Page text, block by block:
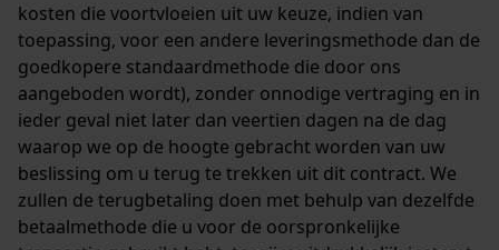
kosten die voortvloeien uit uw keuze, indien van
toepassing, voor een andere leveringsmethode dan de
goedkopere standaardmethode die door ons
aangeboden wordt), zonder onnodige vertraging en in
ieder geval niet later dan veertien dagen na de dag
waarop we op de hoogte gebracht worden van uw
beslissing om u terug te trekken uit dit contract. We
zullen de terugbetaling doen met behulp van dezelfde
betaalmethode die u voor de oorspronkelijke